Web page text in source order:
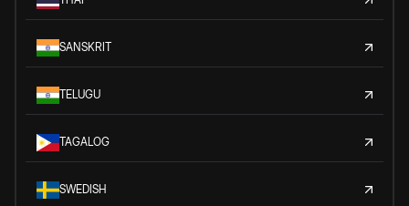
SANSKRIT
TELUGU
TAGALOG
SWEDISH